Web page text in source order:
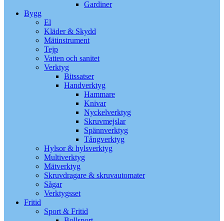
Gardiner
Bygg
El
Kläder & Skydd
Mätinstrument
Tejp
Vatten och sanitet
Verktyg
Bitssatser
Handverktyg
Hammare
Knivar
Nyckelverktyg
Skruvmejslar
Spännverktyg
Tångverktyg
Hylsor & hylsverktyg
Multiverktyg
Mätverktyg
Skruvdragare & skruvautomater
Sågar
Verktygsset
Fritid
Sport & Fritid